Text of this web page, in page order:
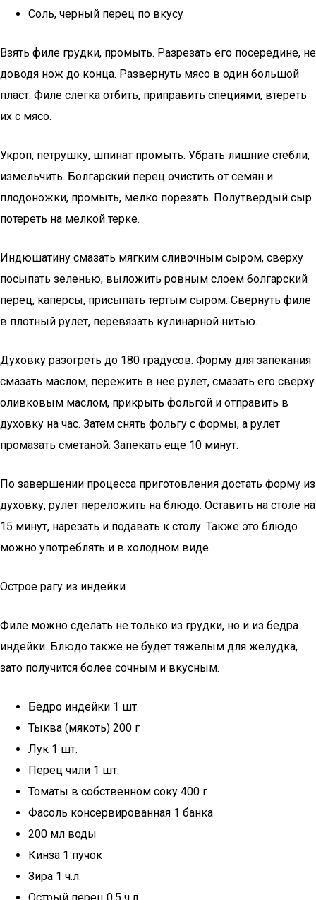
Соль, черный перец по вкусу
Взять филе грудки, промыть. Разрезать его посередине, не
доводя нож до конца. Развернуть мясо в один большой
пласт. Филе слегка отбить, приправить специями, втереть
их с мясо.
Укроп, петрушку, шпинат промыть. Убрать лишние стебли,
измельчить. Болгарский перец очистить от семян и
плодоножки, промыть, мелко порезать. Полутвердый сыр
потереть на мелкой терке.
Индюшатину смазать мягким сливочным сыром, сверху
посыпать зеленью, выложить ровным слоем болгарский
перец, каперсы, присыпать тертым сыром. Свернуть филе
в плотный рулет, перевязать кулинарной нитью.
Духовку разогреть до 180 градусов. Форму для запекания
смазать маслом, пережить в нее рулет, смазать его сверху
оливковым маслом, прикрыть фольгой и отправить в
духовку на час. Затем снять фольгу с формы, а рулет
промазать сметаной. Запекать еще 10 минут.
По завершении процесса приготовления достать форму из
духовку, рулет переложить на блюдо. Оставить на столе на
15 минут, нарезать и подавать к столу. Также это блюдо
можно употреблять и в холодном виде.
Острое рагу из индейки
Филе можно сделать не только из грудки, но и из бедра
индейки. Блюдо также не будет тяжелым для желудка,
зато получится более сочным и вкусным.
Бедро индейки 1 шт.
Тыква (мякоть) 200 г
Лук 1 шт.
Перец чили 1 шт.
Томаты в собственном соку 400 г
Фасоль консервированная 1 банка
200 мл воды
Кинза 1 пучок
Зира 1 ч.л.